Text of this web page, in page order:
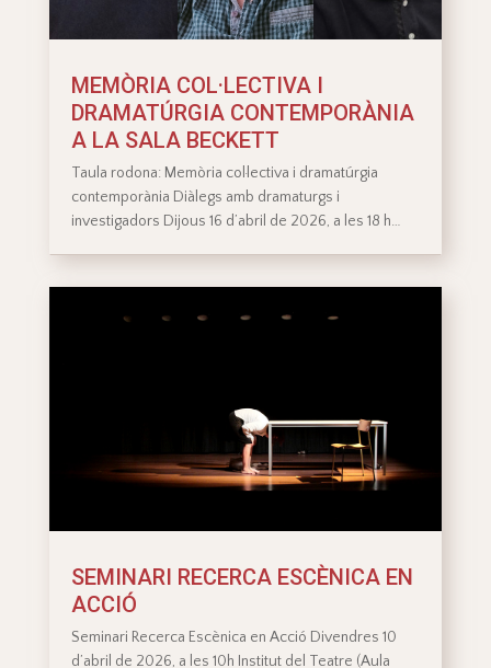
MEMÒRIA COL·LECTIVA I
DRAMATÚRGIA CONTEMPORÀNIA
A LA SALA BECKETT
Taula rodona: Memòria col·lectiva i dramatúrgia
contemporània Diàlegs amb dramaturgs i
investigadors Dijous 16 d’abril de 2026, a les 18 h…
SEMINARI RECERCA ESCÈNICA EN
ACCIÓ
Seminari Recerca Escènica en Acció Divendres 10
d’abril de 2026, a les 10h Institut del Teatre (Aula